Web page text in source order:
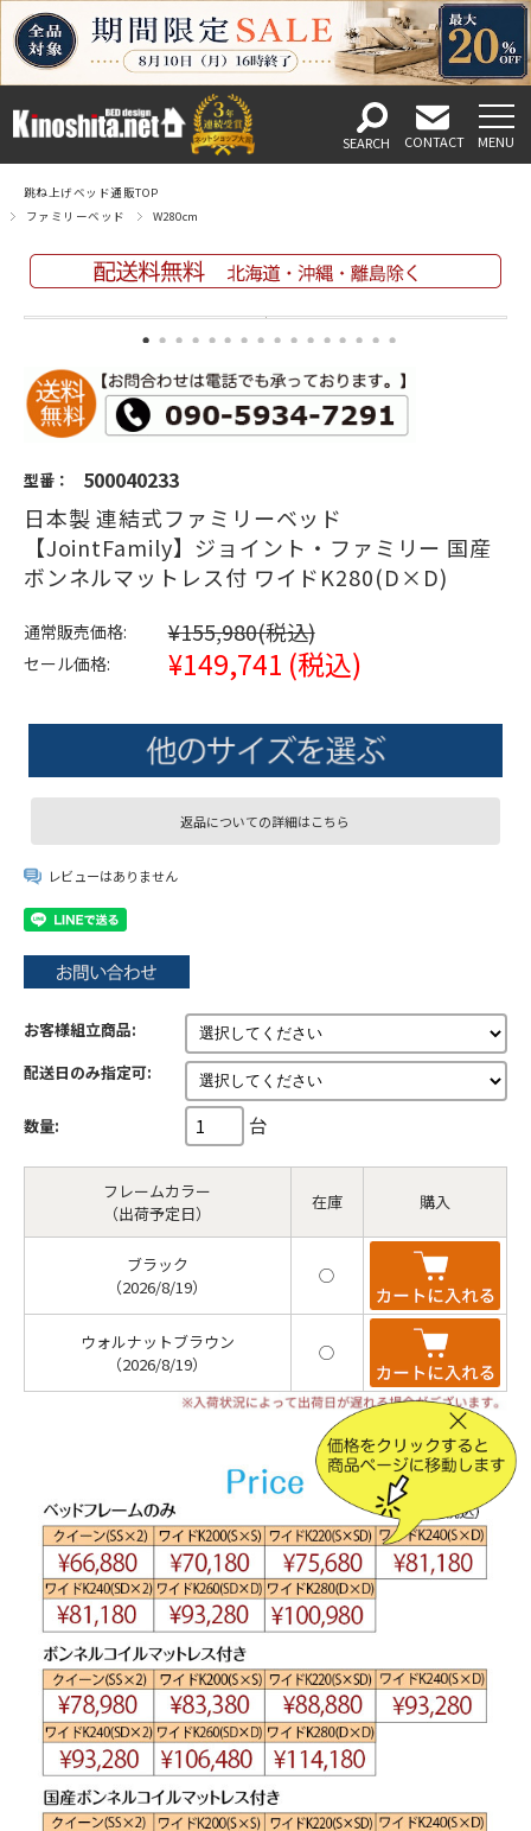
跳ね上げベッド通販TOP
ファミリーベッド
W280cm
型番： 500040233
日本製 連結式ファミリーベッド
【JointFamily】ジョイント・ファミリー 国産
ボンネルマットレス付 ワイドK280(D×D)
通常販売価格: ¥155,980(税込)
セール価格: ¥149,741 (税込)
返品についての詳細はこちら
レビューはありません
お客様組立商品:
配送日のみ指定可:
数量: 台
フレームカラー
（出荷予定日）
在庫 購入
ブラック
（2026/8/19）
◯
ウォルナットブラウン
（2026/8/19）
◯